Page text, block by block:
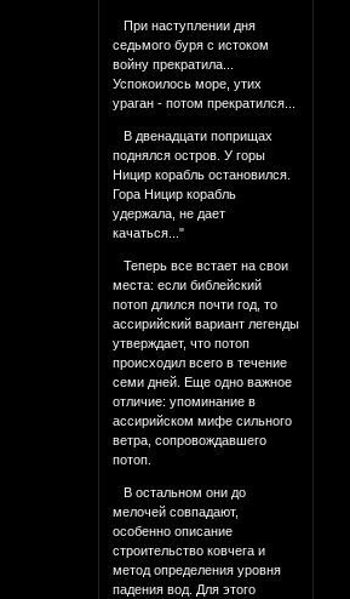
При наступлении дня
седьмого буря с истоком
войну прекратила...
Успокоилось море, утих
ураган - потом прекратился...
В двенадцати поприщах
поднялся остров. У горы
Ницир корабль остановился.
Гора Ницир корабль
удержала, не дает
качаться..."
Теперь все встает на свои
места: если библейский
потоп длился почти год, то
ассирийский вариант легенды
утверждает, что потоп
происходил всего в течение
семи дней. Еще одно важное
отличие: упоминание в
ассирийском мифе сильного
ветра, сопровождавшего
потоп.
В остальном они до
мелочей совпадают,
особенно опи­сание
строительство ковчега и
метод определения уровня
падения вод. Для этого